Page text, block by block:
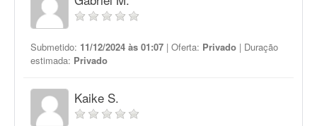
Submetido: 11/12/2024 às 01:07 | Oferta: Privado | Duração
estimada: Privado
Kaike S.